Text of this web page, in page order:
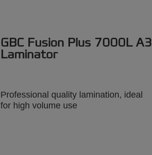
GBC Fusion Plus 7000L A3
Laminator
Professional quality lamination, ideal
for high volume use